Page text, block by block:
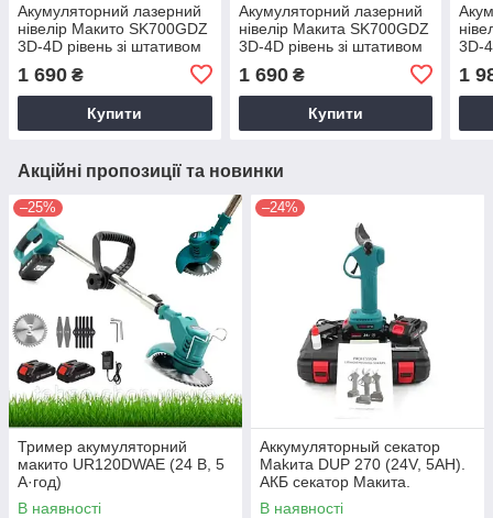
Акумуляторний лазерний
нівелір Макито SK700GDZ
3D-4D рівень зі штативом
1 690 ₴
Купити
Акумуляторний лазерний
нівелір Макита SK700GDZ
3D-4D рівень зі штативом
1 690₴
Купити
3D-
1
Акційні пропозиції та новинки
–25%
Тример акумуляторний
макито UR120DWAE (24 В, 5
А·год)
В наявності
–24%
Аккумуляторный секатор
Makита DUP 270 (24V, 5AH).
АКБ секатор Макита.
Электросекатор
В наявності